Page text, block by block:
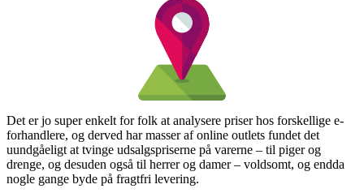
Det er jo super enkelt for folk at analysere priser hos forskellige e-
forhandlere, og derved har masser af online outlets fundet det
uundgåeligt at tvinge udsalgspriserne på varerne – til piger og
drenge, og desuden også til herrer og damer – voldsomt, og endda
nogle gange byde på fragtfri levering.